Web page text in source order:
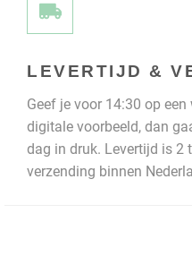
LEVERTIJD &
Geef je voor 14:30 op
digitale voorbeeld, dan
dag in druk. Levertijd is 2
verzending binnen